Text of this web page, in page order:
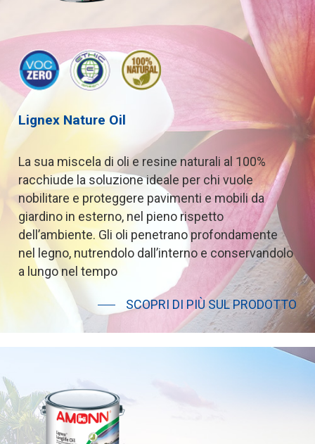
Lignex Nature Oil
La sua miscela di oli e resine naturali al 100%
racchiude la soluzioneideale per chi vuole
nobilitare e proteggere pavimenti e mobili da
giardino in esterno, nel pieno rispetto
dell’ambiente. Gli oli penetranoprofondamente
nel legno, nutrendolo dall’interno e conservandolo
a lungonel tempo
SCOPRI DI PIÙ SUL PRODOTTO